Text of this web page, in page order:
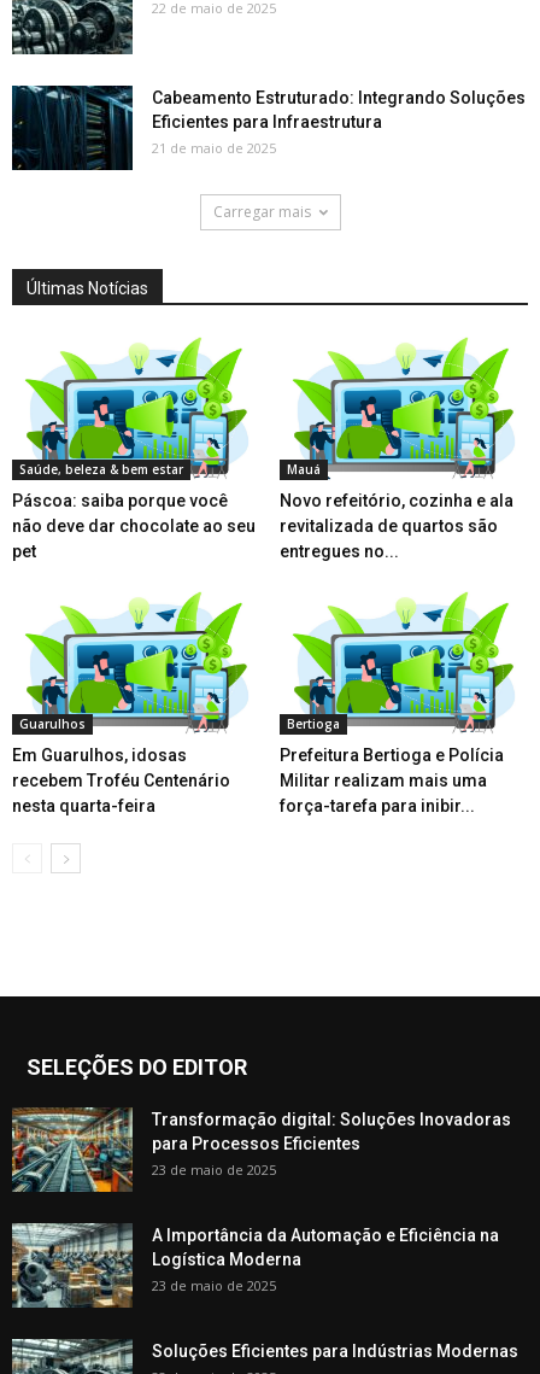
22 de maio de 2025
Cabeamento Estruturado: Integrando Soluções
Eficientes para Infraestrutura
21 de maio de 2025
Carregar mais
Últimas Notícias
Saúde, beleza & bem estar
Páscoa: saiba porque você
não deve dar chocolate ao seu
pet
Mauá
Novo refeitório, cozinha e ala
revitalizada de quartos são
entregues no...
Guarulhos
Em Guarulhos, idosas
recebem Troféu Centenário
nesta quarta-feira
Bertioga
Prefeitura Bertioga e Polícia
Militar realizam mais uma
força-tarefa para inibir...
SELEÇÕES DO EDITOR
Transformação digital: Soluções Inovadoras
para Processos Eficientes
23 de maio de 2025
A Importância da Automação e Eficiência na
Logística Moderna
23 de maio de 2025
Soluções Eficientes para Indústrias Modernas